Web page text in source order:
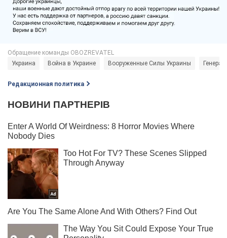
Украина Война в Украине Вооруженные Силы Украины
Редакционная политика